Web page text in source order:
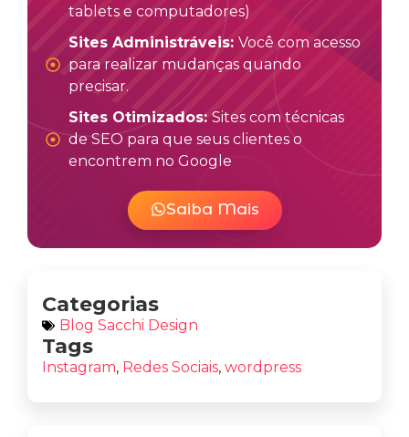
tablets e computadores)
Sites Administráveis: Você com acesso
para realizar mudanças quando
precisar.
Sites Otimizados: Sites com técnicas
de SEO para que seus clientes o
encontrem no Google
Saiba Mais
Categorias
Blog Sacchi Design
Tags
Instagram, Redes Sociais, wordpress